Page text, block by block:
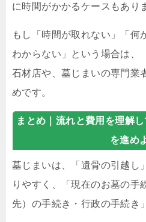
に時間がかかるケースもあり
もし「時間が取れない」「何
わからない」という場合は、
石材店や、墓じまいの専門業
めです。
まとめ｜ 流れと費用を理解
を進め
墓じまいは、「遺骨の引越し
りやすく、「現在のお墓の手
先）の手続き・行政の手続き